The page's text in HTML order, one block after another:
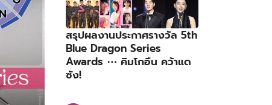
สรุปผลงานประกาศรางวัล 5th
Blue Dragon Series
Awards ⋯ คิมโกอึน คว้าแด
ซัง!